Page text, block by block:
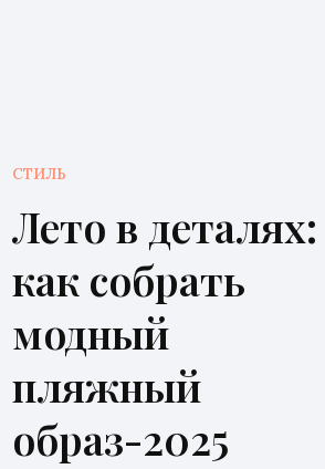
СТИЛЬ
Лето в деталях:
как собрать
модный
пляжный
образ-2025